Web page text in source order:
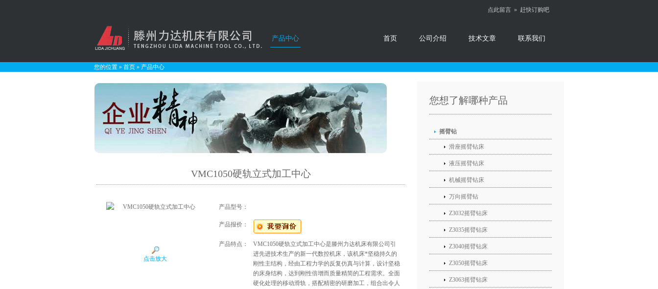
点此留言 » 赶快订购吧
首页 公司介绍
产品中心 技术文章 联系我们
您的位置 » 首页 » 产品中心
VMC1050硬轨立式加工中心
点击放大
产品型号：
产品报价：
产品特点：
VMC1050硬轨立式加工中心是滕州力达机床有限公司引
进先进技术生产的新一代数控机床，该机床*坚稳持久的
刚性主结构，经由工程力学的反复仿真与计算，设计坚稳
的床身结构，达到刚性倍增而质量精简的工程需求。全面
硬化处理的移动滑轨，搭配精密的研磨加工，组合出令人
您想了解哪种产品
摇臂钻
滑座摇臂钻床
液压摇臂钻床
机械摇臂钻床
万向摇臂钻
Z3032摇臂钻床
Z3035摇臂钻床
Z3040摇臂钻床
Z3050摇臂钻床
Z3063摇臂钻床